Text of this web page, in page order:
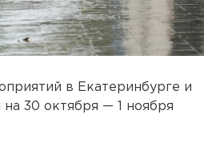
в Екатеринбурге и
30 октября — 1 ноября